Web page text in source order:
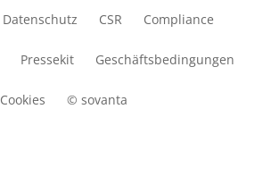
Datenschutz CSR Compliance
Pressekit Geschäftsbedingungen
Cookies © sovanta